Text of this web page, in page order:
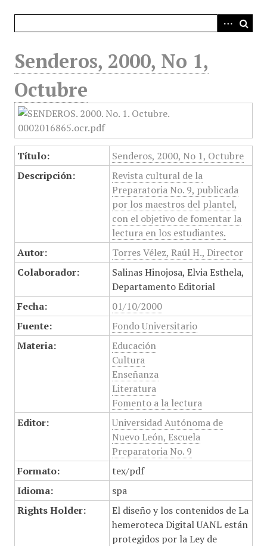
Senderos, 2000, No 1,
Octubre
Título:
Senderos, 2000, No 1, Octubre
Descripción:
Revista cultural de la
Preparatoria No. 9, publicada
por los maestros del plantel,
con el objetivo de fomentar la
lectura en los estudiantes.
Autor:
Torres Vélez, Raúl H., Director
Colaborador:
Salinas Hinojosa, Elvia Esthela,
Departamento Editorial
Fecha:
01/10/2000
Fuente:
Fondo Universitario
Materia:
Educación
Cultura
Enseñanza
Literatura
Fomento a la lectura
Editor:
Universidad Autónoma de
Nuevo León, Escuela
Preparatoria No. 9
Formato:
tex/pdf
Idioma:
spa
Rights Holder:
El diseño y los contenidos de La
hemeroteca Digital UANL están
protegidos por la Ley de